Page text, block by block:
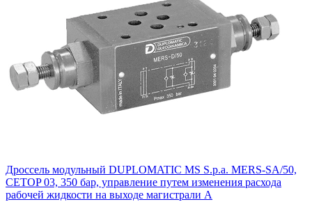
Дроссель модульный DUPLOMATIC MS S.p.a. MERS-SA/50,
CETOP 03, 350 бар, управление путем изменения расхода
рабочей жидкости на выходе магистрали A